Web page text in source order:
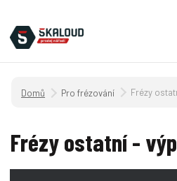
Úvodní strana
Pro frézování Frézy
Frézy ostatní -